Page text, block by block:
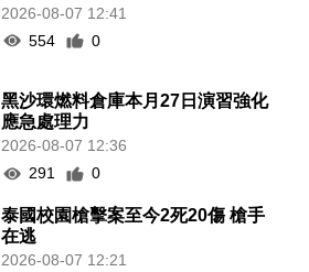
2026-08-07 12:41
554
0
黑沙環燃料倉庫本月27日演習強化
應急處理力
2026-08-07 12:36
291
0
泰國校園槍擊案至今2死20傷 槍手
在逃
2026-08-07 12:21